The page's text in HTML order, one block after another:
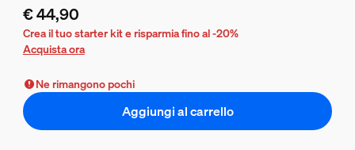
Il prezzo attuale è € 44,90
€ 44,90
Crea il tuo starter kit e risparmia fino al -20%
Acquista ora
Ne rimangono pochi
Aggiungi al carrello